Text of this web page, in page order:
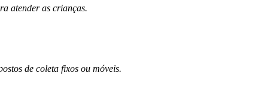
atender as crianças.
de coleta fixos ou móveis.